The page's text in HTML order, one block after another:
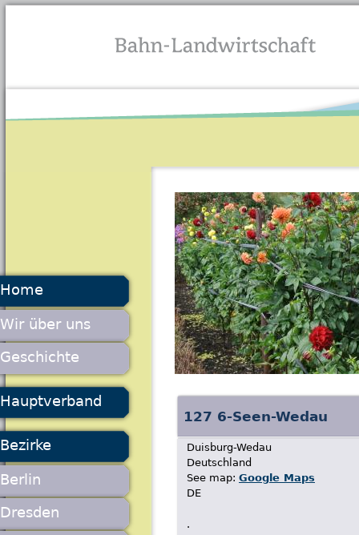
Jump to navigation
127 6-Seen-Wedau
Duisburg-Wedau
Deutschland
See map: Google Maps
DE
.
Home
Wir über uns
Geschichte
Hauptverband
Bezirke
Berlin
Dresden